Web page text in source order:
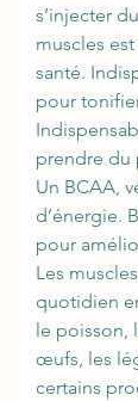
s’injecter
muscles
santé.
pour
prendre du
Un BCAA,
d’énergie.
pour
Les
quotidien
le poisson,
œufs, les
certains